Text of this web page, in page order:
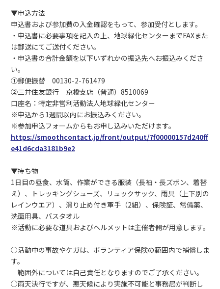
▼申込方法
申込書および参加費の入金確認をもって、参加受付とします。
・申込書に必要事項を記入の上、地球緑化センターまでFAXまた
は郵送にてご送付ください。
・申込書の合計金額を以下いずれかの振込先へお振込みくださ
い。
①郵便振替 00130-2-761479
②三井住友銀行 京橋支店（普通）8510069
口座名：特定非営利活動法人地球緑化センター
※申込から1週間以内にお振込みください。
※参加申込フォームからもお申し込みいただけます。
https://smoothcontact.jp/front/output/7f00000157d240ff
e41d6cda3181b9e2
▼持ち物
1日目の昼食、水筒、作業ができる服装（長袖・長ズボン、着替
え）、トレッキングシューズ、リュックサック、雨具（上下別の
レインウエア）、滑り止め付き軍手（2組）、保険証、常備薬、
洗面用具、バスタオル
※活動に必要な道具およびヘルメットは主催者側が用意します。
○活動中の事故やケガは、ボランティア保険の範囲内で補償しま
す。
範囲外については自己責任となりますのでご了承ください。
○雨天決行ですが、悪天候により実施不可能と事務局が判断し